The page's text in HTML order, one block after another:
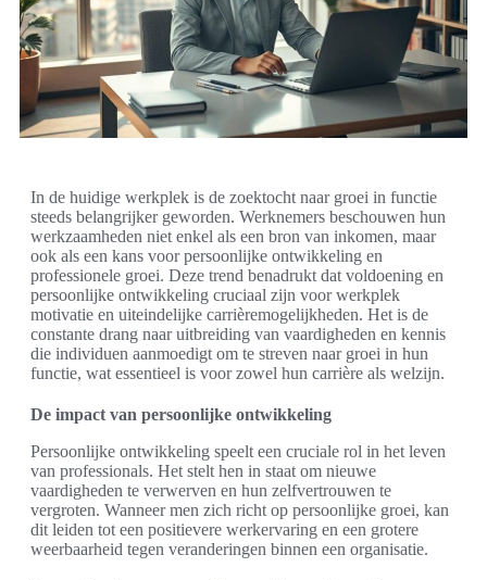
In de huidige werkplek is de zoektocht naar groei in functie
steeds belangrijker geworden. Werknemers beschouwen hun
werkzaamheden niet enkel als een bron van inkomen, maar
ook als een kans voor persoonlijke ontwikkeling en
professionele groei. Deze trend benadrukt dat voldoening en
persoonlijke ontwikkeling cruciaal zijn voor werkplek
motivatie en uiteindelijke carrièremogelijkheden. Het is de
constante drang naar uitbreiding van vaardigheden en kennis
die individuen aanmoedigt om te streven naar groei in hun
functie, wat essentieel is voor zowel hun carrière als welzijn.
De impact van persoonlijke ontwikkeling
Persoonlijke ontwikkeling speelt een cruciale rol in het leven
van professionals. Het stelt hen in staat om nieuwe
vaardigheden te verwerven en hun zelfvertrouwen te
vergroten. Wanneer men zich richt op persoonlijke groei, kan
dit leiden tot een positievere werkervaring en een grotere
weerbaarheid tegen veranderingen binnen een organisatie.